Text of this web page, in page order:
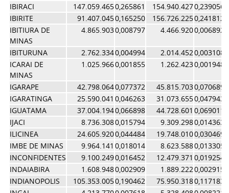
IBIRACI
147.059.4650,265861 154.940.4270,239056
IBIRITE
91.407.0450,165250 156.726.2250,241812
IBITIURA DE
MINAS
4.865.9030,008797 4.466.9200,006892
IBITURUNA 2.762.3340,004994 2.014.4520,003108
ICARAI DE
MINAS
1.025.9660,001855 1.262.4230,001948
IGARAPE 42.798.0640,077372 45.815.7030,070689
IGARATINGA
25.590.041 0,046263 31.073.6550,047943
IGUATAMA
37.004.1940,066898 44.728.601 0,069011
IJACI
8.736.3080,015794 9.309.2980,014363
ILICINEA
24.605.9200,044484 19.748.0100,030469
IMBE DE MINAS
9.964.141 0,018014 8.623.5880,013305
INCONFIDENTES
9.100.2490,016452 12.479.371 0,019254
INDAIABIRA
1.608.9480,002909 1.889.2220,002915
INDIANOPOLIS
105.353.0050,190462 75.950.3180,117183